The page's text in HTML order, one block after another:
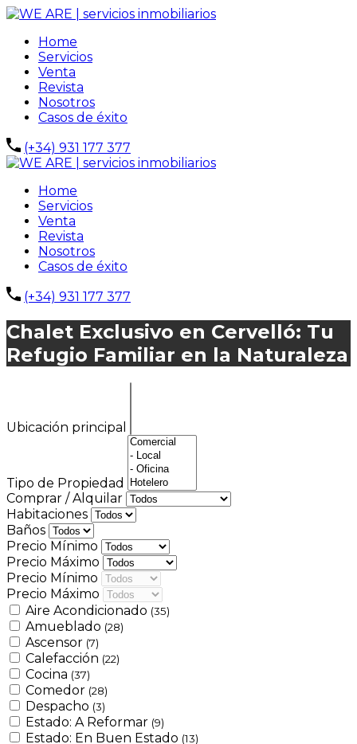
Home
Servicios
Venta
Revista
Nosotros
Casos de éxito
(+34) 931 177 377
Home
Servicios
Venta
Revista
Nosotros
Casos de éxito
(+34) 931 177 377
Chalet Exclusivo en Cervelló: Tu
Refugio Familiar en la Naturaleza
Ubicación principal
Tipo de Propiedad
Comprar / Alquilar
Habitaciones
Baños
Precio Mínimo
Precio Máximo
Precio Mínimo
Precio Máximo
Aire Acondicionado (35)
Amueblado (28)
Ascensor (7)
Calefacción (22)
Cocina (37)
Comedor (28)
Despacho (3)
Estado: A Reformar (9)
Estado: En Buen Estado (13)